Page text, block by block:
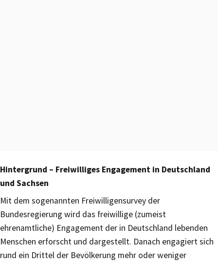
Hintergrund – Freiwilliges Engagement in Deutschland
und Sachsen
Mit dem sogenannten Freiwilligensurvey der
Bundesregierung wird das freiwillige (zumeist
ehrenamtliche) Engagement der in Deutschland lebenden
Menschen erforscht und dargestellt. Danach engagiert sich
rund ein Drittel der Bevölkerung mehr oder weniger